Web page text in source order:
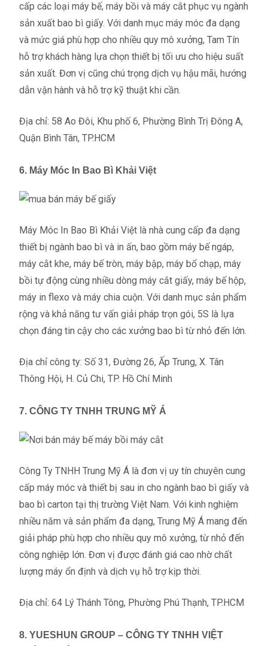
cấp các loại máy bế, máy bồi và máy cắt phục vụ ngành
sản xuất bao bì giấy. Với danh mục máy móc đa dạng
và mức giá phù hợp cho nhiều quy mô xưởng, Tam Tín
hỗ trợ khách hàng lựa chọn thiết bị tối ưu cho hiệu suất
sản xuất. Đơn vị cũng chú trọng dịch vụ hậu mãi, hướng
dẫn vận hành và hỗ trợ kỹ thuật khi cần.
Địa chỉ: 58 Ao Đôi, Khu phố 6, Phường Bình Trị Đông A,
Quận Bình Tân, TP.HCM
6. Máy Móc In Bao Bì Khải Việt
Máy Móc In Bao Bì Khải Việt là nhà cung cấp đa dạng
thiết bị ngành bao bì và in ấn, bao gồm máy bế ngáp,
máy cắt khe, máy bế tròn, máy bập, máy bổ chạp, máy
bồi tự động cùng nhiều dòng máy cắt giấy, máy bế hộp,
máy in flexo và máy chia cuộn. Với danh mục sản phẩm
rộng và khả năng tư vấn giải pháp trọn gói, 5S là lựa
chọn đáng tin cậy cho các xưởng bao bì từ nhỏ đến lớn.
Địa chỉ công ty: Số 31, Đường 26, Ấp Trung, X. Tân
Thông Hội, H. Củ Chi, TP. Hồ Chí Minh
7. CÔNG TY TNHH TRUNG MỸ Á
Công Ty TNHH Trung Mỹ Á là đơn vị uy tín chuyên cung
cấp máy móc và thiết bị sau in cho ngành bao bì giấy và
bao bì carton tại thị trường Việt Nam. Với kinh nghiệm
nhiều năm và sản phẩm đa dạng, Trung Mỹ Á mang đến
giải pháp phù hợp cho nhiều quy mô xưởng, từ nhỏ đến
công nghiệp lớn. Đơn vị được đánh giá cao nhờ chất
lượng máy ổn định và dịch vụ hỗ trợ kịp thời.
Địa chỉ: 64 Lý Thánh Tông, Phường Phú Thạnh, TP.HCM
8. YUESHUN GROUP – CÔNG TY TNHH VIỆT